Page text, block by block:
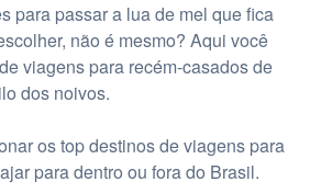
para passar a lua de mel que fica
não é mesmo? Aqui você
viagens para recém-casados de
dos noivos.
os top destinos de viagens para
para dentro ou fora do Brasil.